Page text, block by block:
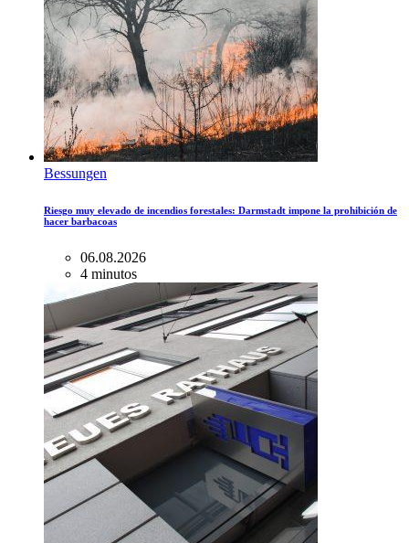
Bessungen
Riesgo muy elevado de incendios forestales: Darmstadt impone la prohibición de
hacer barbacoas
06.08.2026
4 minutos